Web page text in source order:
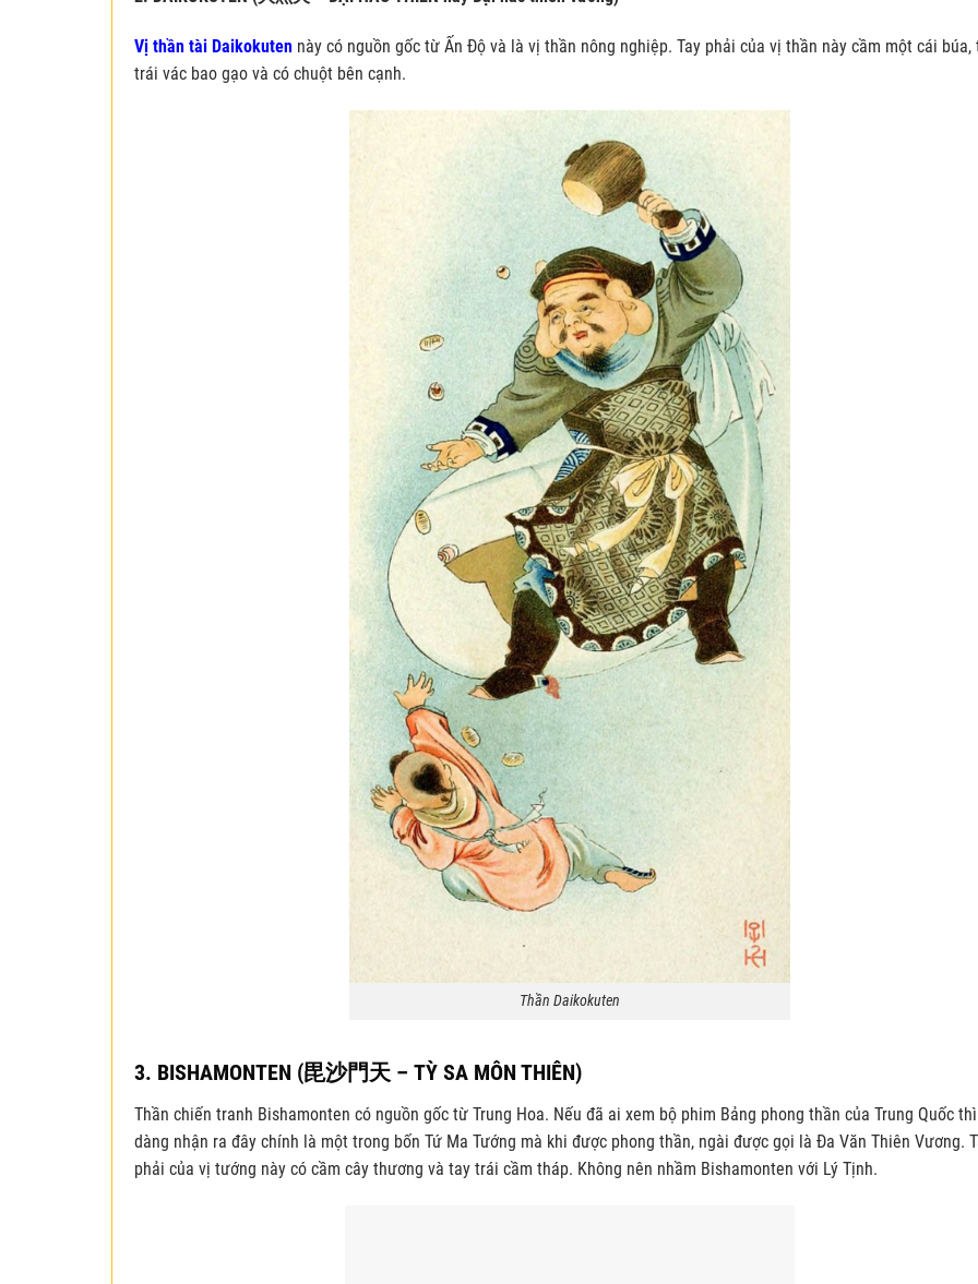
Vị thần tài Daikokuten này có nguồn gốc từ Ấn Độ và là vị thần nông nghiệp. Tay phải của vị thần này cầm một cái búa,
trái vác bao gạo và có chuột bên cạnh.
Thần Daikokuten
3. BISHAMONTEN (毘沙門天 – TỲ SA MÔN THIÊN)
Thần chiến tranh Bishamonten có nguồn gốc từ Trung Hoa. Nếu đã ai xem bộ phim Bảng phong thần của Trung Quốc
dàng nhận ra đây chính là một trong bốn Tứ Ma Tướng mà khi được phong thần, ngài được gọi là Đa Văn Thiên Vương.
phải của vị tướng này có cầm cây thương và tay trái cầm tháp. Không nên nhầm Bishamonten với Lý Tịnh.